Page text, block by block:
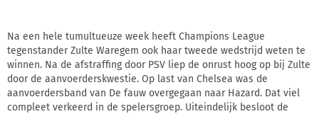
Na een hele tumultueuze week heeft Champions League
tegenstander Zulte Waregem ook haar tweede wedstrijd weten te
winnen. Na de afstraffing door PSV liep de onrust hoog op bij Zulte
door de aanvoerderskwestie. Op last van Chelsea was de
aanvoerdersband van De fauw overgegaan naar Hazard. Dat viel
compleet verkeerd in de spelersgroep. Uiteindelijk besloot de